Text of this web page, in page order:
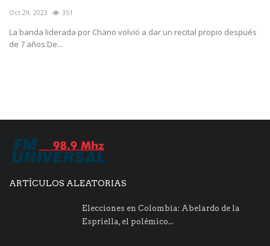
Oct 29, 2023 351
La banda liderada por Chano volvió a dar un recital propio después
de 7 años.De...
ARTÍCULOS ALEATORIAS
Elecciones en Colombia: Abelardo de la
Espriella, el polémico...